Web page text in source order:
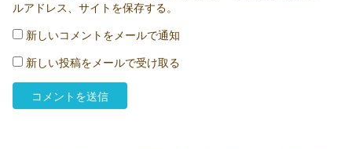
ルアドレス、サイトを保存する。
新しいコメントをメールで通知
新しい投稿をメールで受け取る